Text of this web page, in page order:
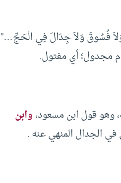
فُسُوقَ وَلاَ جِدَالَ فِي الْحَجِّ…”
مجدول؛ أي مفتول.
وهو قول ابن مسعود،وابن
في الجدال المنهي عنه .